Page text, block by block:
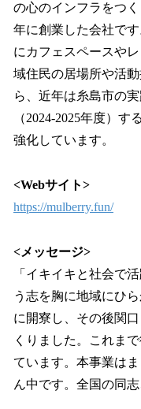
の心のインフラをつ
年に創業した会社で
にカフェスペースや
域住民の居場所や活
ら、近年は糸島市の
（2024-2025年度）
強化しています。
<Webサイト>
https://mulberry.fun/
<メッセージ>
「イキイキと社会で
う志を胸に地域にひ
に開寮し、その後関
くりました。これま
ています。本事業は
ん中です。全国の同